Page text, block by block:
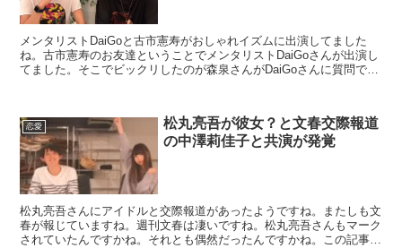
メンタリストDaiGoと古市憲寿がおしゃれイズムに出演してました
ね。古市憲寿のお友達ということでメンタリストDaiGoさんが出演し
てました。そこでビックリしたのが森泉さんがDaiGoさんに質問で好
恋愛
松丸亮吾が彼女？と文春交際報道
の中澤莉佳子と共演が発覚
松丸亮吾さんにアイドルと交際報道があったようですね。またしも文
春が報じていますね。週刊文春は凄いですね。松丸亮吾さんもマーク
されていたんですかね。それとも偶然だったんですかね。この記事で